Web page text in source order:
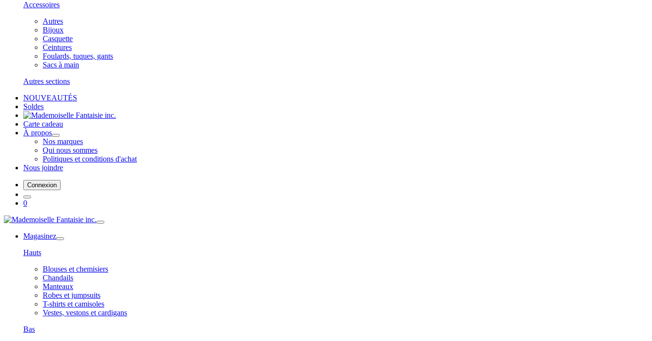
Accessoires
Autres
Bijoux
Casquette
Ceintures
Foulards, tuques, gants
Sacs à main
Autres sections
NOUVEAUTÉS
Soldes
Carte cadeau
À propos
Nos marques
Qui nous sommes
Politiques et conditions d'achat
Nous joindre
Connexion
0
Magasinez
Hauts
Blouses et chemisiers
Chandails
Manteaux
Robes et jumpsuits
T-shirts et camisoles
Vestes, vestons et cardigans
Bas